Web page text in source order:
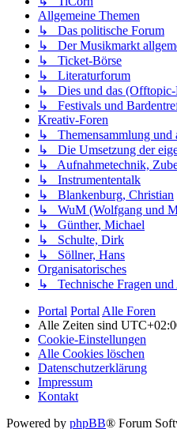
Allgemeine Themen
↳ Das politische Forum
↳ Der Musikmarkt
↳ Ticket-Börse
↳ Literaturforum
↳ Dies und das (Offtopic-
↳ Festivals und
Kreativ-Foren
↳ Themensammlung und
↳ Die Umsetzung der
↳ Aufnahmetechnik,
↳ Instrumententalk
↳ Blankenburg, Christian
↳ WuM (Wolfgang und
↳ Günther, Michael
↳ Schulte, Dirk
↳ Söllner, Hans
Organisatorisches
↳ Technische Fragen und
Portal Portal Alle Foren
Alle Zeiten sind
Cookie-Einstellungen
Alle Cookies löschen
Datenschutzerklärung
Impressum
Kontakt
Powered by phpBB® Forum